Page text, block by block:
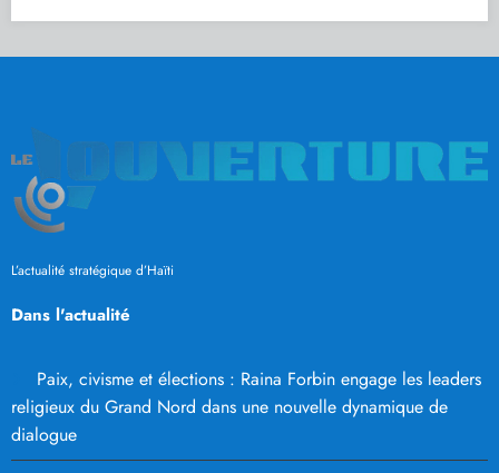
L’actualité stratégique d’Haïti
Dans l'actualité
Paix, civisme et élections : Raina Forbin engage les leaders
religieux du Grand Nord dans une nouvelle dynamique de
dialogue